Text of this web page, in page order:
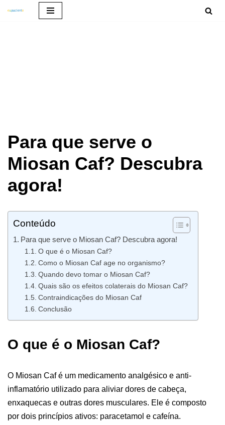
Para que serve o
Miosan Caf? Descubra
agora!
Conteúdo
Para que serve o Miosan Caf? Descubra agora!
O que é o Miosan Caf?
Como o Miosan Caf age no organismo?
Quando devo tomar o Miosan Caf?
Quais são os efeitos colaterais do Miosan Caf?
Contraindicações do Miosan Caf
Conclusão
O que é o Miosan Caf?
O Miosan Caf é um medicamento analgésico e anti-
inflamatório utilizado para aliviar dores de cabeça,
enxaquecas e outras dores musculares. Ele é composto
por dois princípios ativos: paracetamol e cafeína.